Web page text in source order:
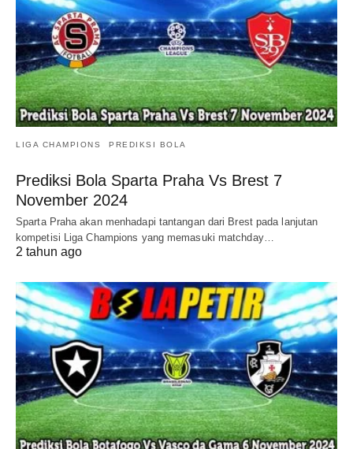
LIGA CHAMPIONS PREDIKSI BOLA
Prediksi Bola Sparta Praha Vs Brest 7
November 2024
Sparta Praha akan menhadapi tantangan dari Brest pada lanjutan
kompetisi Liga Champions yang memasuki matchday…
2 tahun ago